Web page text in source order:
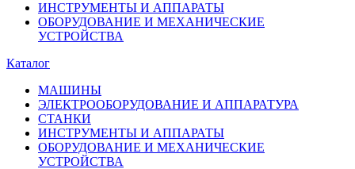
ИНСТРУМЕНТЫ И АППАРАТЫ
ОБОРУДОВАНИЕ И МЕХАНИЧЕСКИЕ
УСТРОЙСТВА
Каталог
МАШИНЫ
ЭЛЕКТРООБОРУДОВАНИЕ И АППАРАТУРА
СТАНКИ
ИНСТРУМЕНТЫ И АППАРАТЫ
ОБОРУДОВАНИЕ И МЕХАНИЧЕСКИЕ
УСТРОЙСТВА